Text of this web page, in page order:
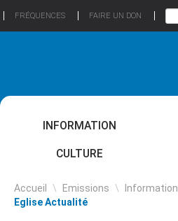
FRÉQUENCES FAIRE UN DON
INFORMATION
CULTURE
Accueil \ Emissions \ Information
Eglise Actualité